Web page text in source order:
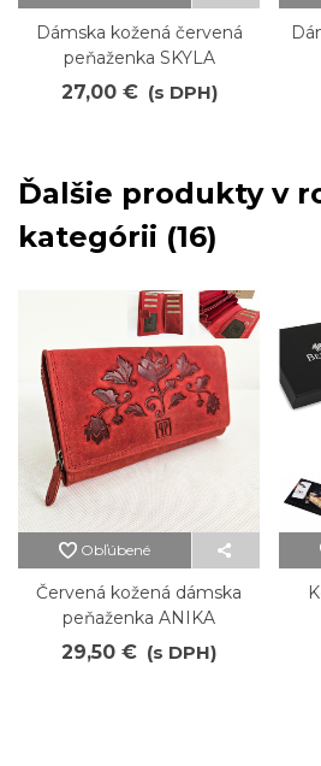
Dámska kožená červená
peňaženka SKYLA
27,00 € (s DPH)
Ďalšie produkty v
kategórii (16)
Obľúbené
Červená kožená dámska
peňaženka ANIKA
29,50 € (s DPH)